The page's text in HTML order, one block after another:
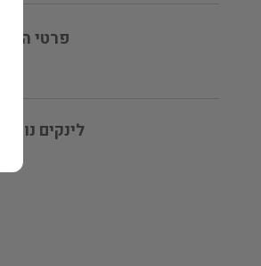
פרטי המוכר
לינקים נוספים